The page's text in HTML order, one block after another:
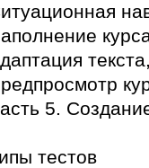
5.
тестов